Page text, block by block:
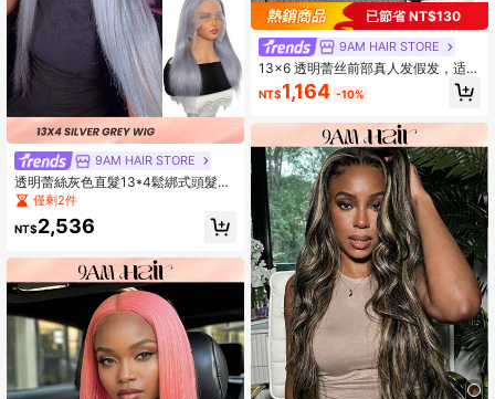
9AM HAIR STORE
透明蕾絲灰色直髮13*4鬆綁式頭髮銀
色人髮假髮，女士用
僅剩2件
NT$2,536
已節省 NT$130
9AM HAIR STORE
13x6 透明蕾丝前部真人发假发，适合
女士，波波头水波蕾丝假发，8-18 英
寸，巧克力棕色蕾丝假发，带婴儿发
NT$1,164 -10%